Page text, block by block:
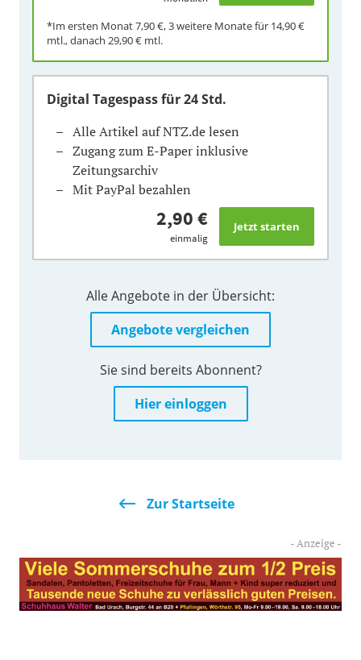
*Im ersten Monat7,90 €, 3 weitere Monate für 14,90 €
mtl., danach 29,90 € mtl.
Digital Tagespassfür 24 Std.
Alle Artikel auf NTZ.de lesen
Zugang zum E-Paper inklusive
Zeitungsarchiv
Mit PayPal bezahlen
2,90 €
einmalig
Alle Angebote in der Übersicht:
Angebote vergleichen
Sie sind bereits Abonnent?
Hier einloggen
Zur Startseite